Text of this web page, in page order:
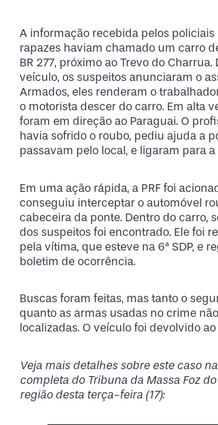
A informação recebida pelos policiais
rapazes haviam chamado um carro
BR 277, próximo ao Trevo do Charrua.
veículo, os suspeitos anunciaram o
Armados, eles renderam o
o motorista descer do carro. Em alta
foram em direção ao Paraguai. O
havia sofrido o roubo, pediu ajuda a
passavam pelo local, e ligaram para
Em uma ação rápida, a PRF foi
conseguiu interceptar o automóvel
cabeceira da ponte. Dentro do carro,
dos suspeitos foi encontrado. Ele foi
pela vítima, que esteve na 6ª SDP, e
boletim de ocorrência.
Buscas foram feitas, mas tanto o
quanto as armas usadas no crime
localizadas. O veículo foi devolvido
Veja mais detalhes sobre este caso
completa do Tribuna da Massa Foz
região desta terça-feira (17):